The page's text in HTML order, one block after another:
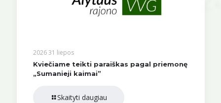
2026 31 liepos
Kviečiame teikti paraiškas pagal priemonę
„Sumanieji kaimai”
Skaityti daugiau